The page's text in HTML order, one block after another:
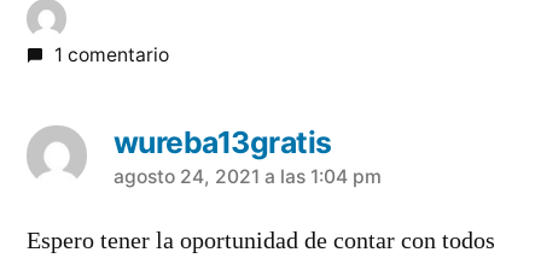
1 comentario
wureba13gratis
dice:
agosto 24, 2021 a las 1:04 pm
Espero tener la oportunidad de contar con todos